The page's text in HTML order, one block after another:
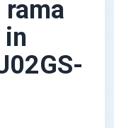
rama